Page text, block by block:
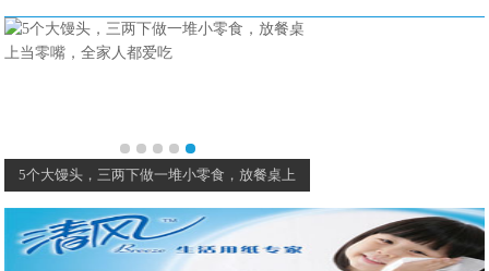
5个大馒头，三两下做一堆小零食，放餐桌上